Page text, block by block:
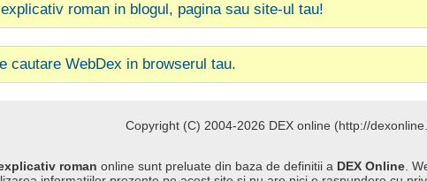
roman in blogul, pagina sau site-ul tau!
cautare WebDex in browserul tau.
Copyright (C) 2004-2026 DEX online (http://
roman online sunt preluate din baza de definitii a DEX Online .